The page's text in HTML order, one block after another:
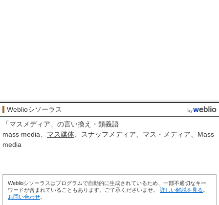
Weblioシソーラス
「マスメディア 」の言い換え・類義語
mass media
マス媒体 スナッフメディア マス・メディア
Mass
media
Weblioシソーラスはプログラムで自動的に生成されているため、一部不適切なキー
ワードが含まれていることもあります。ご了承くださいませ。 詳しい解説を見る。
お問い合わせ。